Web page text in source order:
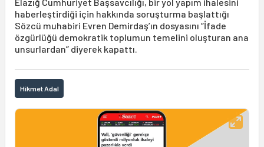
haberleştirdiği için hakkında soruşturma başlattığı
Sözcü muhabiri Evren Demirdaş’ın dosyasını “İfade
özgürlüğü demokratik toplumun temelini oluşturan ana
unsurlardan” diyerek kapattı.
Hikmet Adal